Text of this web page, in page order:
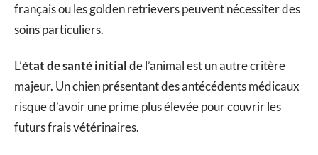
français ou les golden retrievers peuvent nécessiter des
soins particuliers.
L’état de santé initialde l’animal est un autre critère
majeur. Un chien présentant des antécédents médicaux
risque d’avoir une prime plus élevée pour couvrir les
futurs frais vétérinaires.